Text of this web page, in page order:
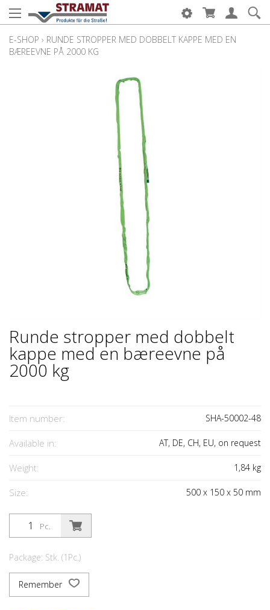
E-SHOP › RUNDE STROPPER MED DOBBELT KAPPE MED EN
BÆREEVNE PÅ 2000 KG
Runde stropper med dobbelt
kappe med en bæreevne på
2000 kg
Item number: SHA-50002-48
Available in: AT, DE, CH, EU, on request
Weight: 1,84 kg
Size: 500 x 150 x 50 mm
Pc.
Package: Stk. (1Pc.)
Remember